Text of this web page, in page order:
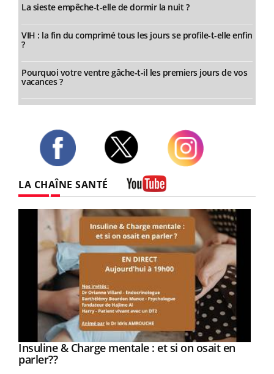
La sieste empêche-t-elle de dormir la nuit ?
VIH : la fin du comprimé tous les jours se profile-t-elle enfin
?
Pourquoi votre ventre gâche-t-il les premiers jours de vos
vacances ?
LA CHAÎNE SANTÉ
Youtube
Insuline & Charge mentale : et si on osait en
parler??Youtube